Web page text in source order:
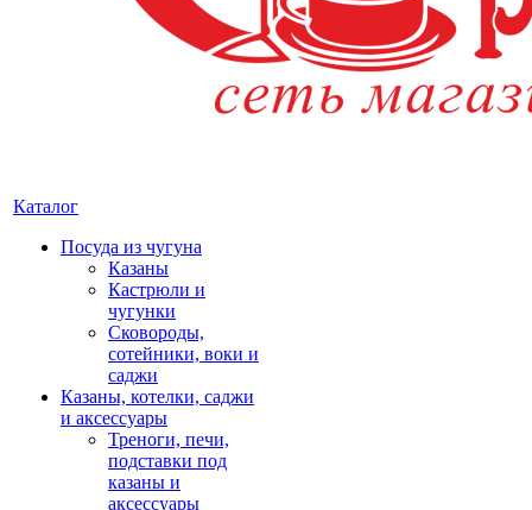
Каталог
Посуда из чугуна
Казаны
Кастрюли и
чугунки
Сковороды,
сотейники, воки и
саджи
Казаны, котелки, саджи
и аксессуары
Треноги, печи,
подставки под
казаны и
аксессуары